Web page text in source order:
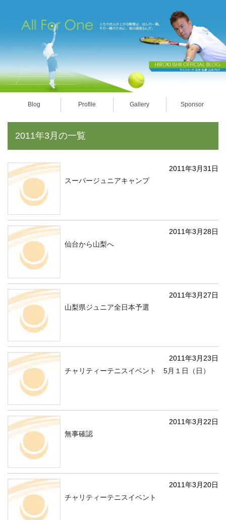
Blog Profile Gallery Sponsor
2011年3月の一覧
2011年3月31日
スーパージュニアキャンプ
2011年3月28日
仙台から山梨へ
2011年3月27日
山梨県ジュニア全日本予選
2011年3月23日
チャリティーテニスイベント 5月１日（日）
2011年3月22日
無事確認
2011年3月20日
チャリティーテニスイベント